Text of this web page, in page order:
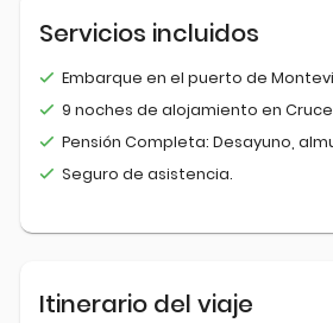
Servicios incluidos
Embarque en el puerto de
9 noches de alojamiento en
Pensión Completa: Desayuno,
Seguro de asistencia.
Itinerario del viaje